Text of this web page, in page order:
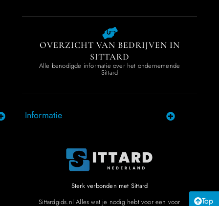
Top
OVERZICHT VAN BEDRIJVEN IN
SITTARD
Alle benodigde informatie over het ondernemende
Sittard
Informatie
Sterk verbonden met Sittard
Sittardgids.nl Alles wat je nodig hebt voor een voor